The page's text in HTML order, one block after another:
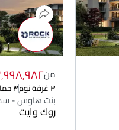
من
٣ غرفة نوم ٣ حمام
بنت هاوس -
روك وايت